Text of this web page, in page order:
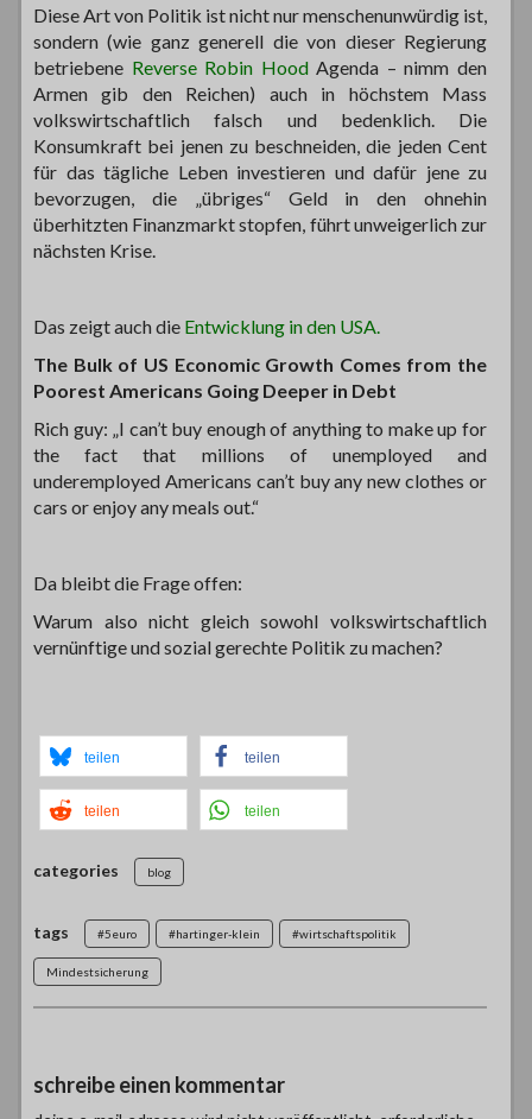
Diese Art von Politik ist nicht nur menschenunwürdig ist,
sondern (wie ganz generell die von dieser Regierung
betriebene Reverse Robin Hood Agenda – nimm den
Armen gib den Reichen) auch in höchstem Mass
volkswirtschaftlich falsch und bedenklich. Die
Konsumkraft bei jenen zu beschneiden, die jeden Cent
für das tägliche Leben investieren und dafür jene zu
bevorzugen, die „übriges“ Geld in den ohnehin
überhitzten Finanzmarkt stopfen, führt unweigerlich zur
nächsten Krise.
Das zeigt auch die Entwicklung in den USA.
The Bulk of US Economic Growth Comes from the
Poorest Americans Going Deeper in Debt
Rich guy: „I can’t buy enough of anything to make up for
the fact that millions of unemployed and
underemployed Americans can’t buy any new clothes or
cars or enjoy any meals out.“
Da bleibt die Frage offen:
Warum also nicht gleich sowohl volkswirtschaftlich
vernünftige und sozial gerechte Politik zu machen?
teilen teilen
teilen teilen
categories blog
tags #5euro #hartinger-klein #wirtschaftspolitik
Mindestsicherung
schreibe einen kommentar